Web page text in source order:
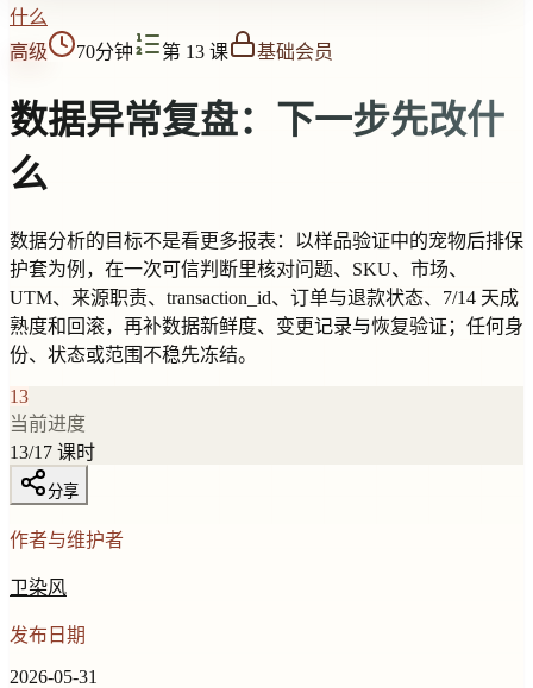
什么
高级
70分钟 第 13 课 基础会员
数据异常复盘：下一步先改什
么
数据分析的目标不是看更多报表：以样品验证中的宠物后排保
护套为例，在一次可信判断里核对问题、SKU、市场、
UTM、来源职责、transaction_id、订单与退款状态、7/14 天成
熟度和回滚，再补数据新鲜度、变更记录与恢复验证；任何身
份、状态或范围不稳先冻结。
13
当前进度
13/17 课时
分享
作者与维护者
卫染风
发布日期
2026-05-31